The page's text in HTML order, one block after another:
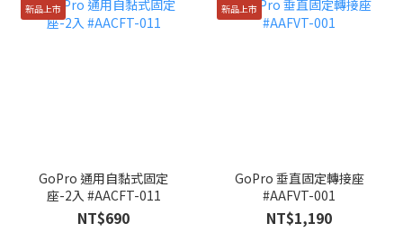
新品上市
GoPro 通用自黏式固定
座-2入 #AACFT-011
NT$690
新品上市
GoPro 垂直固定轉接座
#AAFVT-001
NT$1,190